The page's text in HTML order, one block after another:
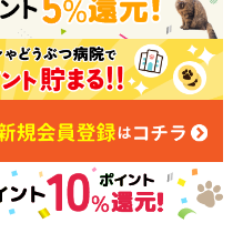
アクア・爬虫類・昆虫
キャットフード
服・おさんぽ用品